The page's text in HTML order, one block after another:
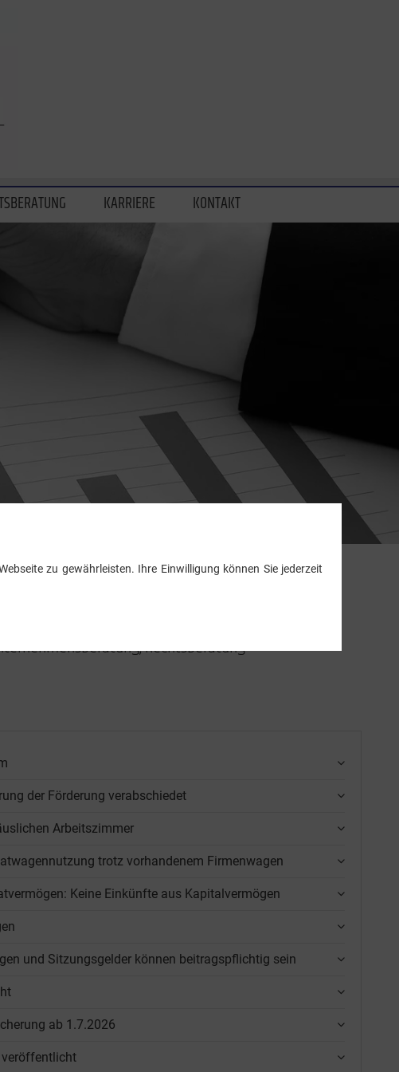
KARRIERE KONTAKT
Rechtsberatung
der Förderung verabschiedet
Arbeitszimmer
trotz vorhandenem Firmenwagen
Keine Einkünfte aus Kapitalvermögen
und Sitzungsgelder können beitragspflichtig sein
ab 1.7.2026
veröffentlicht
zu gewährleisten. Ihre Einwilligung können Sie jederzeit